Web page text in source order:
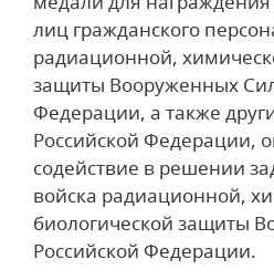
лиц гражданского
радиационной,
защиты Вооруженных
Федерации, а также
Российской Федерации,
содействие в решении
войска радиационной,
биологической защиты
Российской Федерации.